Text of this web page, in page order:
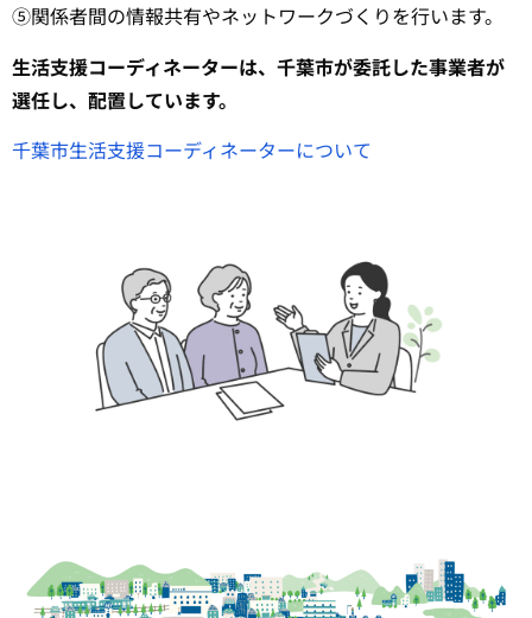
⑤関係者間の情報共有やネットワークづくりを行います。
生活支援コーディネーターは、千葉市が委託した事業者が
選任し、配置しています。
千葉市生活支援コーディネーターについて